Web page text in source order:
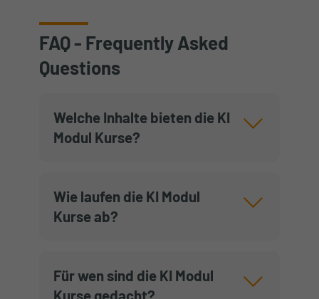
FAQ - Frequently Asked
Questions
Welche Inhalte bieten die KI
Modul Kurse?
Wie laufen die KI Modul
Kurse ab?
Für wen sind die KI Modul
Kurse gedacht?